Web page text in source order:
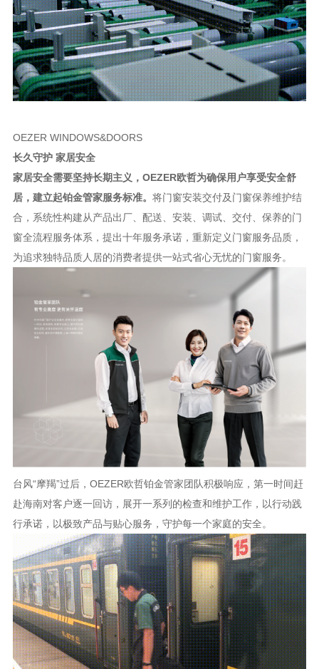
OEZER WINDOWS&DOORS
长久守护 家居安全
家居安全需要坚持长期主义， OEZER欧哲为确保用户享受安全舒
居，建立起铂金管家服务标准。 将门窗安装交付及门窗保养维护结
合，系统性构建从产品出厂、配送、安装、调试、交付、保养的门
窗全流程服务体系，提出十年服务承诺，重新定义门窗服务品质，
为追求独特品质人居的消费者提供一站式省心无忧的门窗服务。
台风“摩羯”过后，OEZER欧哲铂金管家团队积极响应，第一时间赶
赴海南对客户逐一回访，展开一系列的检查和维护工作，以行动践
行承诺，以极致产品与贴心服务，守护每一个家庭的安全。